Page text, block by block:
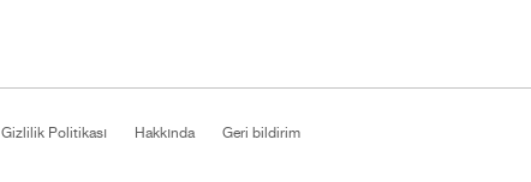
Gizlilik Politikası Hakkında Geri bildirim